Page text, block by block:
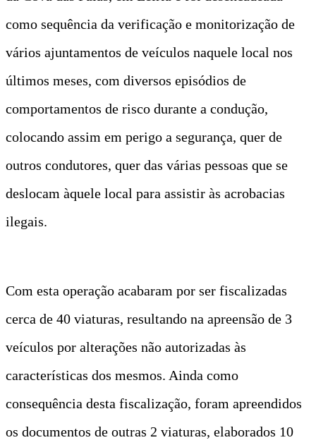
como sequência da verificação e monitorização de
vários ajuntamentos de veículos naquele local nos
últimos meses, com diversos episódios de
comportamentos de risco durante a condução,
colocando assim em perigo a segurança, quer de
outros condutores, quer das várias pessoas que se
deslocam àquele local para assistir às acrobacias
ilegais.
Com esta operação acabaram por ser fiscalizadas
cerca de 40 viaturas, resultando na apreensão de 3
veículos por alterações não autorizadas às
características dos mesmos. Ainda como
consequência desta fiscalização, foram apreendidos
os documentos de outras 2 viaturas, elaborados 10